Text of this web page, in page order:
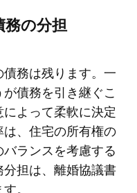
務の分担
務は残ります。一
債務を引き継ぐこ
よって柔軟に決定
、住宅の所有権の
ランスを考慮する
担は、離婚協議書
。